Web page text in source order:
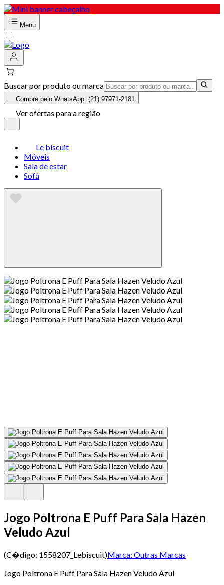
Menu
Buscar por produto ou marca
Compre pelo WhatsApp: (21) 97971-2181
Ver ofertas para a região
Le biscuit
Móveis
Sala de estar
Sofá
Jogo Poltrona E Puff Para Sala Hazen
Veludo Azul
(C�digo: 1558207_Lebiscuit)Marca: Outras Marcas
Jogo Poltrona E Puff Para Sala Hazen Veludo Azul